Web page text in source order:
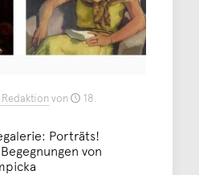
Redaktionvon
18.
Porträts!
von